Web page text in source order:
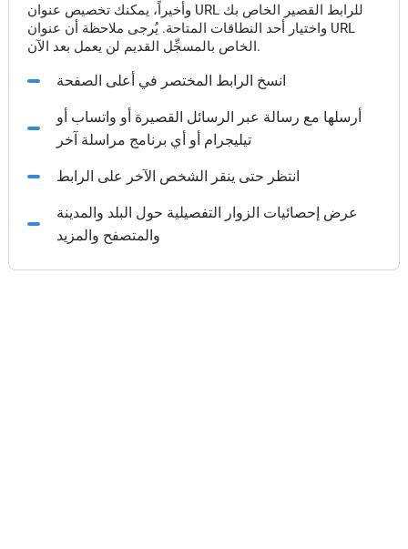
وأخيراً، يمكنك تخصيص عنوان URL للرابط القصير الخاص بك
واختيار أحد النطاقات المتاحة. يُرجى ملاحظة أن عنوان URL
الخاص بالمسجِّل القديم لن يعمل بعد الآن.
انسخ الرابط المختصر في أعلى الصفحة
أرسلها مع رسالة عبر الرسائل القصيرة أو واتساب أو
تيليجرام أو أي برنامج مراسلة آخر
انتظر حتى ينقر الشخص الآخر على الرابط
عرض إحصائيات الزوار التفصيلية حول البلد والمدينة
والمتصفح والمزيد